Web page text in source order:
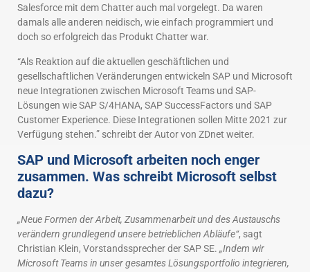
Salesforce mit dem Chatter auch mal vorgelegt. Da waren
damals alle anderen neidisch, wie einfach programmiert und
doch so erfolgreich das Produkt Chatter war.
“Als Reaktion auf die aktuellen geschäftlichen und
gesellschaftlichen Veränderungen entwickeln SAP und Microsoft
neue Integrationen zwischen Microsoft Teams und SAP-
Lösungen wie SAP S/4HANA, SAP SuccessFactors und SAP
Customer Experience. Diese Integrationen sollen Mitte 2021 zur
Verfügung stehen.” schreibt der Autor von ZDnet weiter.
SAP und Microsoft arbeiten noch enger
zusammen. Was schreibt Microsoft selbst
dazu?
„Neue Formen der Arbeit, Zusammenarbeit und des Austauschs
verändern grundlegend unsere betrieblichen Abläufe“, sagt
Christian Klein, Vorstandssprecher der SAP SE. „Indem wir
Microsoft Teams in unser gesamtes Lösungsportfolio integrieren,